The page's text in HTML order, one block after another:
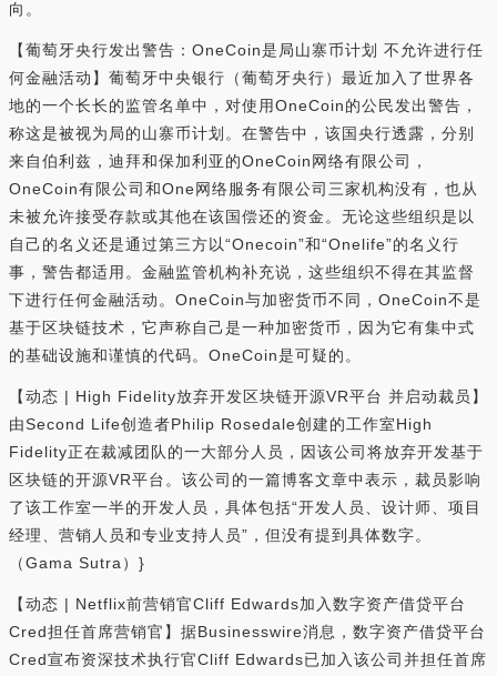
向。
【葡萄牙央行发出警告：OneCoin是局山寨币计划 不允许进行任
何金融活动】葡萄牙中央银行（葡萄牙央行）最近加入了世界各
地的一个长长的监管名单中，对使用OneCoin的公民发出警告，
称这是被视为局的山寨币计划。在警告中，该国央行透露，分别
来自伯利兹，迪拜和保加利亚的OneCoin网络有限公司，
OneCoin有限公司和One网络服务有限公司三家机构没有，也从
未被允许接受存款或其他在该国偿还的资金。无论这些组织是以
自己的名义还是通过第三方以“Onecoin”和“Onelife”的名义行
事，警告都适用。金融监管机构补充说，这些组织不得在其监督
下进行任何金融活动。OneCoin与加密货币不同，OneCoin不是
基于区块链技术，它声称自己是一种加密货币，因为它有集中式
的基础设施和谨慎的代码。OneCoin是可疑的。
【动态 | High Fidelity放弃开发区块链开源VR平台 并启动裁员】
由Second Life创造者Philip Rosedale创建的工作室High
Fidelity正在裁减团队的一大部分人员，因该公司将放弃开发基于
区块链的开源VR平台。该公司的一篇博客文章中表示，裁员影响
了该工作室一半的开发人员，具体包括“开发人员、设计师、项目
经理、营销人员和专业支持人员”，但没有提到具体数字。
（Gama Sutra）}
【动态 | Netflix前营销官Cliff Edwards加入数字资产借贷平台
Cred担任首席营销官】据Businesswire消息，数字资产借贷平台
Cred宣布资深技术执行官Cliff Edwards已加入该公司并担任首席